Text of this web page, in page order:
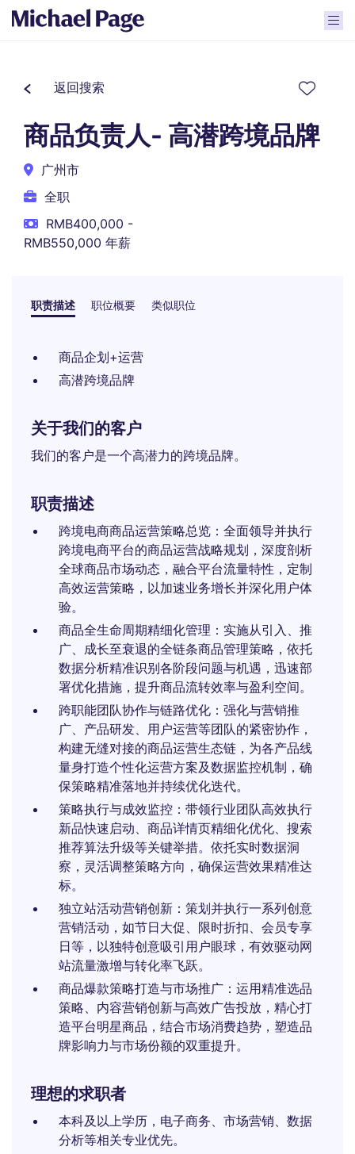
返回搜索
商品负责人- 高潜跨境品牌
广州市
全职
RMB400,000 -
RMB550,000 年薪
职责描述 职位概要 类似职位
商品企划+运营
高潜跨境品牌
关于我们的客户
我们的客户是一个高潜力的跨境品牌。
职责描述
跨境电商商品运营策略总览：全面领导并执行
跨境电商平台的商品运营战略规划，深度剖析
全球商品市场动态，融合平台流量特性，定制
高效运营策略，以加速业务增长并深化用户体
验。
商品全生命周期精细化管理：实施从引入、推
广、成长至衰退的全链条商品管理策略，依托
数据分析精准识别各阶段问题与机遇，迅速部
署优化措施，提升商品流转效率与盈利空间。
跨职能团队协作与链路优化：强化与营销推
广、产品研发、用户运营等团队的紧密协作，
构建无缝对接的商品运营生态链，为各产品线
量身打造个性化运营方案及数据监控机制，确
保策略精准落地并持续优化迭代。
策略执行与成效监控：带领行业团队高效执行
新品快速启动、商品详情页精细化优化、搜索
推荐算法升级等关键举措。依托实时数据洞
察，灵活调整策略方向，确保运营效果精准达
标。
独立站活动营销创新：策划并执行一系列创意
营销活动，如节日大促、限时折扣、会员专享
日等，以独特创意吸引用户眼球，有效驱动网
站流量激增与转化率飞跃。
商品爆款策略打造与市场推广：运用精准选品
策略、内容营销创新与高效广告投放，精心打
造平台明星商品，结合市场消费趋势，塑造品
牌影响力与市场份额的双重提升。
理想的求职者
本科及以上学历，电子商务、市场营销、数据
分析等相关专业优先。